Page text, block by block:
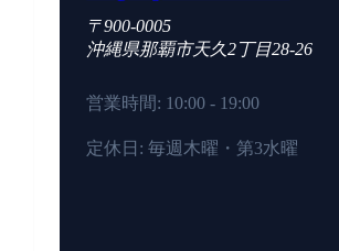
〒900-0005
沖縄県那覇市天久2丁目28-26
営業時間: 10:00 - 19:00
定休日: 毎週木曜・第3水曜